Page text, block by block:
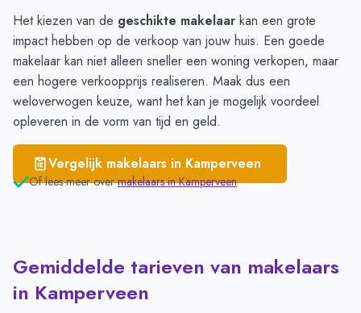
Het kiezen van de geschikte makelaar kan een grote
impact hebben op de verkoop van jouw huis. Een goede
makelaar kan niet alleen sneller een woning verkopen, maar
een hogere verkoopprijs realiseren. Maak dus een
weloverwogen keuze, want het kan je mogelijk voordeel
opleveren in de vorm van tijd en geld.
Vergelijk makelaars in Kamperveen
Of lees meer over makelaars inKamperveen
Gemiddelde tarieven van makelaars
in Kamperveen